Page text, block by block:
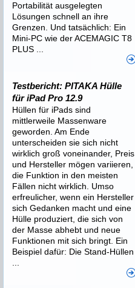
Portabilität ausgelegten
Lösungen schnell an ihre
Grenzen. Und tatsächlich: Ein
Mini-PC wie der ACEMAGIC T8
PLUS ...
Testbericht: PITAKA Hülle
für iPad Pro 12.9
Hüllen für iPads sind
mittlerweile Massenware
geworden. Am Ende
unterscheiden sie sich nicht
wirklich groß voneinander, Preis
und Hersteller mögen variieren,
die Funktion in den meisten
Fällen nicht wirklich. Umso
erfreulicher, wenn ein Hersteller
sich Gedanken macht und eine
Hülle produziert, die sich von
der Masse abhebt und neue
Funktionen mit sich bringt. Ein
Beispiel dafür: Die Stand-Hüllen